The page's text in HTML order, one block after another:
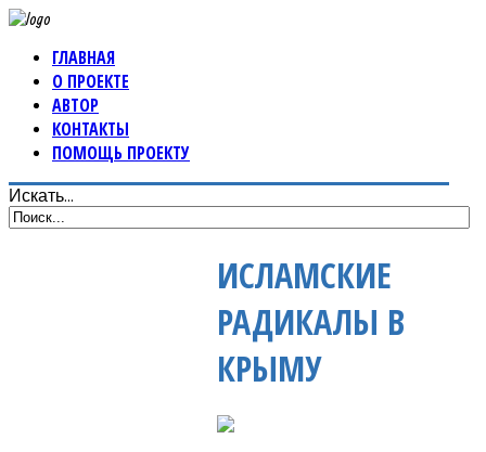
ГЛАВНАЯ
О ПРОЕКТЕ
АВТОР
КОНТАКТЫ
ПОМОЩЬ ПРОЕКТУ
Искать...
ИСЛАМСКИЕ
РАДИКАЛЫ В
КРЫМУ